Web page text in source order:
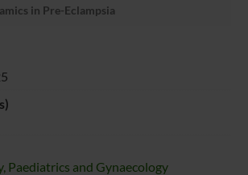
in Pre-Eclampsia
Paediatrics and Gynaecology